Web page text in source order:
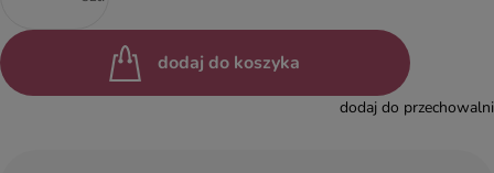
dodaj do koszyka
dodaj do przechowalni